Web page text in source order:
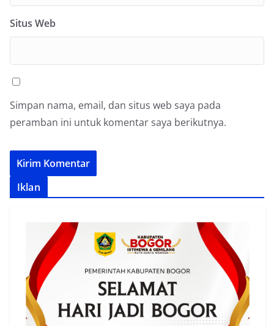
Situs Web
Simpan nama, email, dan situs web saya pada
peramban ini untuk komentar saya berikutnya.
Iklan